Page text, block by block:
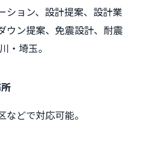
ション、設計提案、設計業
ウン提案、免震設計、耐震
・埼玉。
どで対応可能。